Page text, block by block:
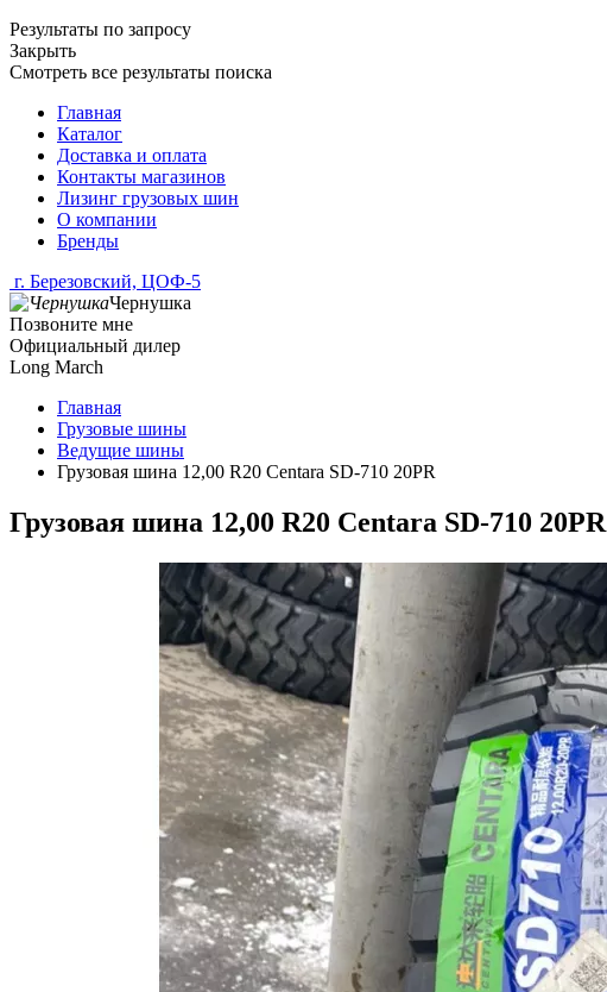
Результаты по запросу
Закрыть
Смотреть все результаты поиска
Главная
Каталог
Доставка и оплата
Контакты магазинов
Лизинг грузовых шин
О компании
Бренды
г. Березовский, ЦОФ-5
Чернушка
Позвоните мне
Официальный дилер
Long March
Главная
Грузовые шины
Ведущие шины
Грузовая шина 12,00 R20 Centara SD-710 20PR
Грузовая шина 12,00 R20 Centara SD-710 20PR